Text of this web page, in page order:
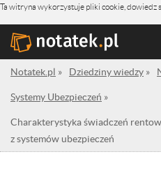
Ta witryna wykorzystuje pliki cookie, dowiedz
Notatek.pl » Dziedziny wiedzy »
Systemy Ubezpieczeń »
Charakterystyka świadczeń
z systemów ubezpieczeń